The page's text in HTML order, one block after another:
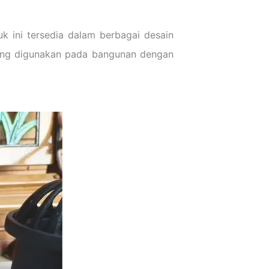
ini tersedia dalam berbagai desain
digunakan pada bangunan dengan